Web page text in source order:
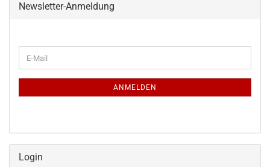
Newsletter-Anmeldung
ZUR
E-
Mail
ANMELDEN
Login